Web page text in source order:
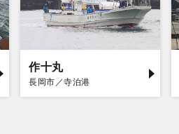
作十丸
長岡市／寺泊港